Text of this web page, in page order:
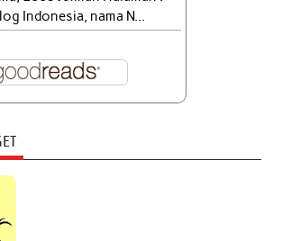
Indonesia, nama N...